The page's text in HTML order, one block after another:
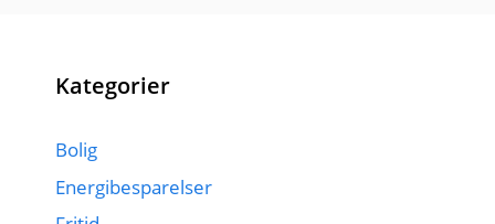
Kategorier
Bolig
Energibesparelser